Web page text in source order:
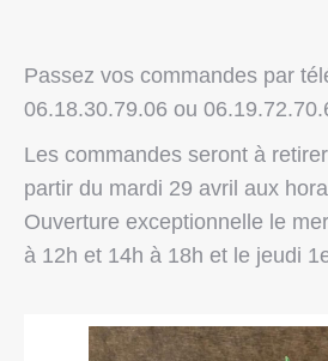
Passez vos commandes par
06.18.30.79.06 ou
Les commandes seront à
partir du mardi 29 avril aux
Ouverture exceptionnelle le
à 12h et 14h à 18h et le jeudi